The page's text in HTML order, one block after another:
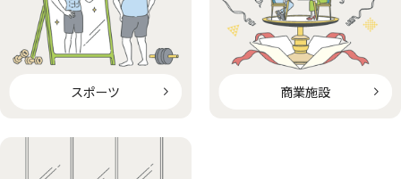
スポーツ 商業施設